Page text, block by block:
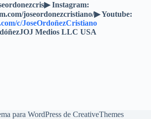
Instagram:
joseordonezcristiano/▶ Youtube:
c/JoseOrdoñezCristiano
Medios LLC USA
para WordPress de CreativeThemes